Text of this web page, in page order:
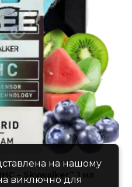
– Skywalker” 1 мл
на нашому
виключно для